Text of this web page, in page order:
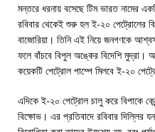
মন্তরে ধরনায় বসেছে টিম ভারত নামের
রবিবার থেকেই শুরু হল ই-২০ পেট্রোলের
বাজোরিয়া। তিনি এই নিয়ে জনগণকে
ফলে বাঁচবে বিপুল অঙ্কের বিদেশি মুদ্রা।
কয়েকটি পেট্রোল পাম্পে মিলবে ই-২০
এদিকে ই-২০ পেট্রোল চালু করে বিপাকে
বিক্ষোভ। এর প্রতিবাদে রবিবার দিল্লির